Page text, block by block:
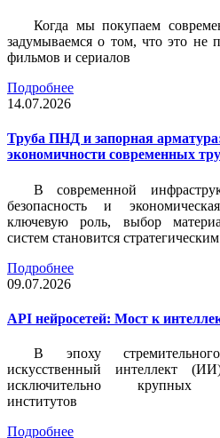
Когда мы покупаем
задумываемся о том, что это не
фильмов и сериалов
Подробнее
14.07.2026
Труба ПНД и запорная
экономичности современных
В современной
безопасность и
ключевую роль, выбор
систем становится
Подробнее
09.07.2026
API нейросетей: Мост к
В эпоху
искусственный интеллект
исключительно крупных
институтов
Подробнее